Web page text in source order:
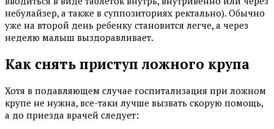
небулайзер, а также в суппозиториях ректально). Обычно
уже на второй день ребенку становится легче, а через
неделю малыш выздоравливает.
Как снять приступ ложного крупа
Хотя в подавляющем случае госпитализация при ложном
крупе не нужна, все-таки лучше вызвать скорую помощь,
а до приезда врачей следует: